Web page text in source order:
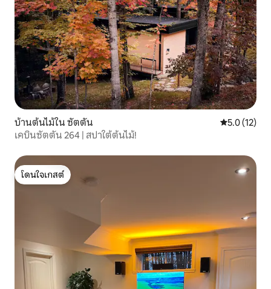
บ้านต้นไม้ใน ซัตตัน คะแนนเฉลี่ย
5.0 (12)
เคบินซัตตัน 264 | สปาใต้ต้นไม้!
โดนใจเกสต์
โดนใจเกสต์